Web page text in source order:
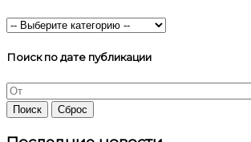
Поиск по дате публикации